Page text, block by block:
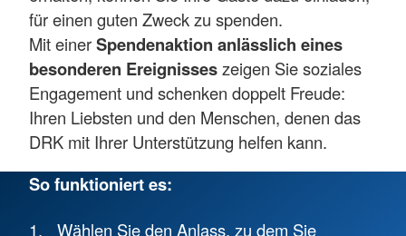
für einen guten Zweck zu spenden.
Mit einerSpendenaktion anlässlich eines
besonderen Ereignisseszeigen Sie soziales
Engagement und schenken doppelt Freude:
Ihren Liebsten und den Menschen, denen das
DRK mit Ihrer Unterstützung helfen kann.
So funktioniert es:
Wählen Sie den Anlass, zu dem Sie